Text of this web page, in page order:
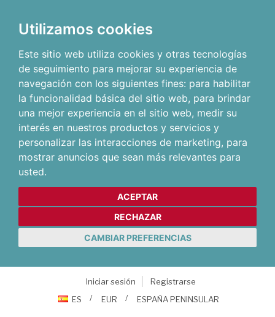
Utilizamos cookies
Este sitio web utiliza cookies y otras tecnologías
de seguimiento para mejorar su experiencia de
navegación con los siguientes fines: para habilitar
la funcionalidad básica del sitio web, para brindar
una mejor experiencia en el sitio web, medir su
interés en nuestros productos y servicios y
personalizar las interacciones de marketing, para
mostrar anuncios que sean más relevantes para
usted.
ACEPTAR
RECHAZAR
CAMBIAR PREFERENCIAS
Iniciar sesión
Registrarse
ES
EUR ESPAÑA PENINSULAR